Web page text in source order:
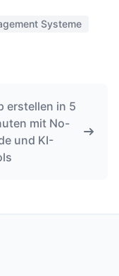
Systeme
erstellen in 5
mit No-
und KI-